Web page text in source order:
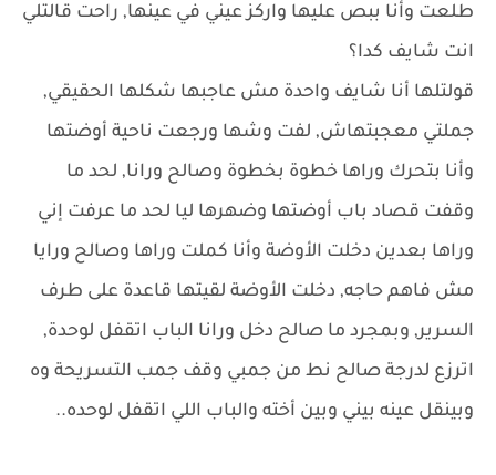
طلعت وأنا ببص عليها واركز عيني في عينها, راحت قالتلي
انت شايف كدا؟
قولتلها أنا شايف واحدة مش عاجبها شكلها الحقيقي,
جملتي معجبتهاش, لفت وشها ورجعت ناحية أوضتها
وأنا بتحرك وراها خطوة بخطوة وصالح ورانا, لحد ما
وقفت قصاد باب أوضتها وضهرها ليا لحد ما عرفت إني
وراها بعدين دخلت الأوضة وأنا كملت وراها وصالح ورايا
مش فاهم حاجه, دخلت الأوضة لقيتها قاعدة على طرف
السرير, وبمجرد ما صالح دخل ورانا الباب اتقفل لوحدة,
اترزع لدرجة صالح نط من جمبي وقف جمب التسريحة وه
وبينقل عينه بيني وبين أخته والباب اللي اتقفل لوحده..